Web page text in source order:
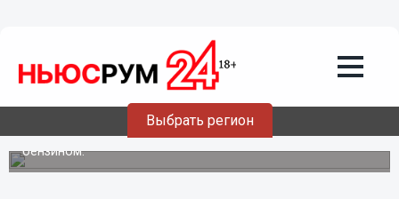
Выбрать регион
Полицейские предотвратили
возгорание магазина в Нижегородской
области
Полицейские вневедомственной охраны в селе Починки
Нижегородской области предотвратили возгорание
магазина, около которого находились канистры с
бензином.